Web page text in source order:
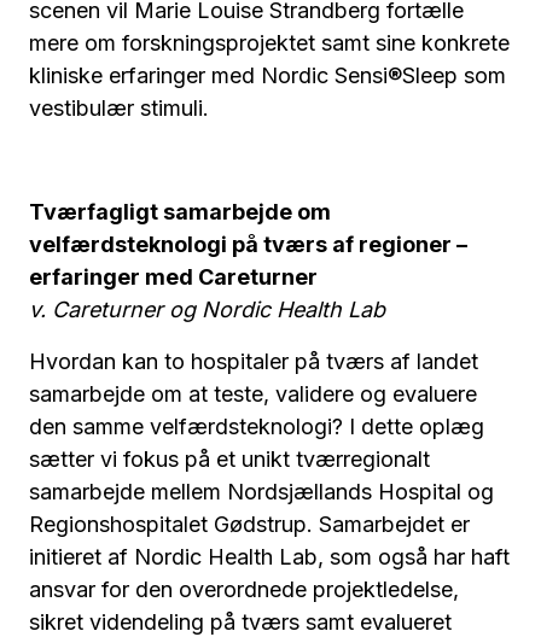
scenen vil Marie Louise Strandberg fortælle
mere om forskningsprojektet samt sine konkrete
kliniske erfaringer med Nordic Sensi®Sleep som
vestibulær stimuli.
Tværfagligt samarbejde om
velfærdsteknologi på tværs af regioner –
erfaringer med Careturner
v. Careturner og Nordic Health Lab
Hvordan kan to hospitaler på tværs af landet
samarbejde om at teste, validere og evaluere
den samme velfærdsteknologi? I dette oplæg
sætter vi fokus på et unikt tværregionalt
samarbejde mellem Nordsjællands Hospital og
Regionshospitalet Gødstrup. Samarbejdet er
initieret af Nordic Health Lab, som også har haft
ansvar for den overordnede projektledelse,
sikret videndeling på tværs samt evalueret